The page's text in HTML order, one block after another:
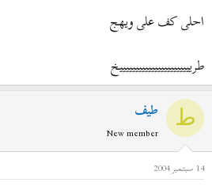
احلى كف على ويهج
طريييييييييييييييييييييييخ
ط طيف
New member
14 سبتمبر 2004